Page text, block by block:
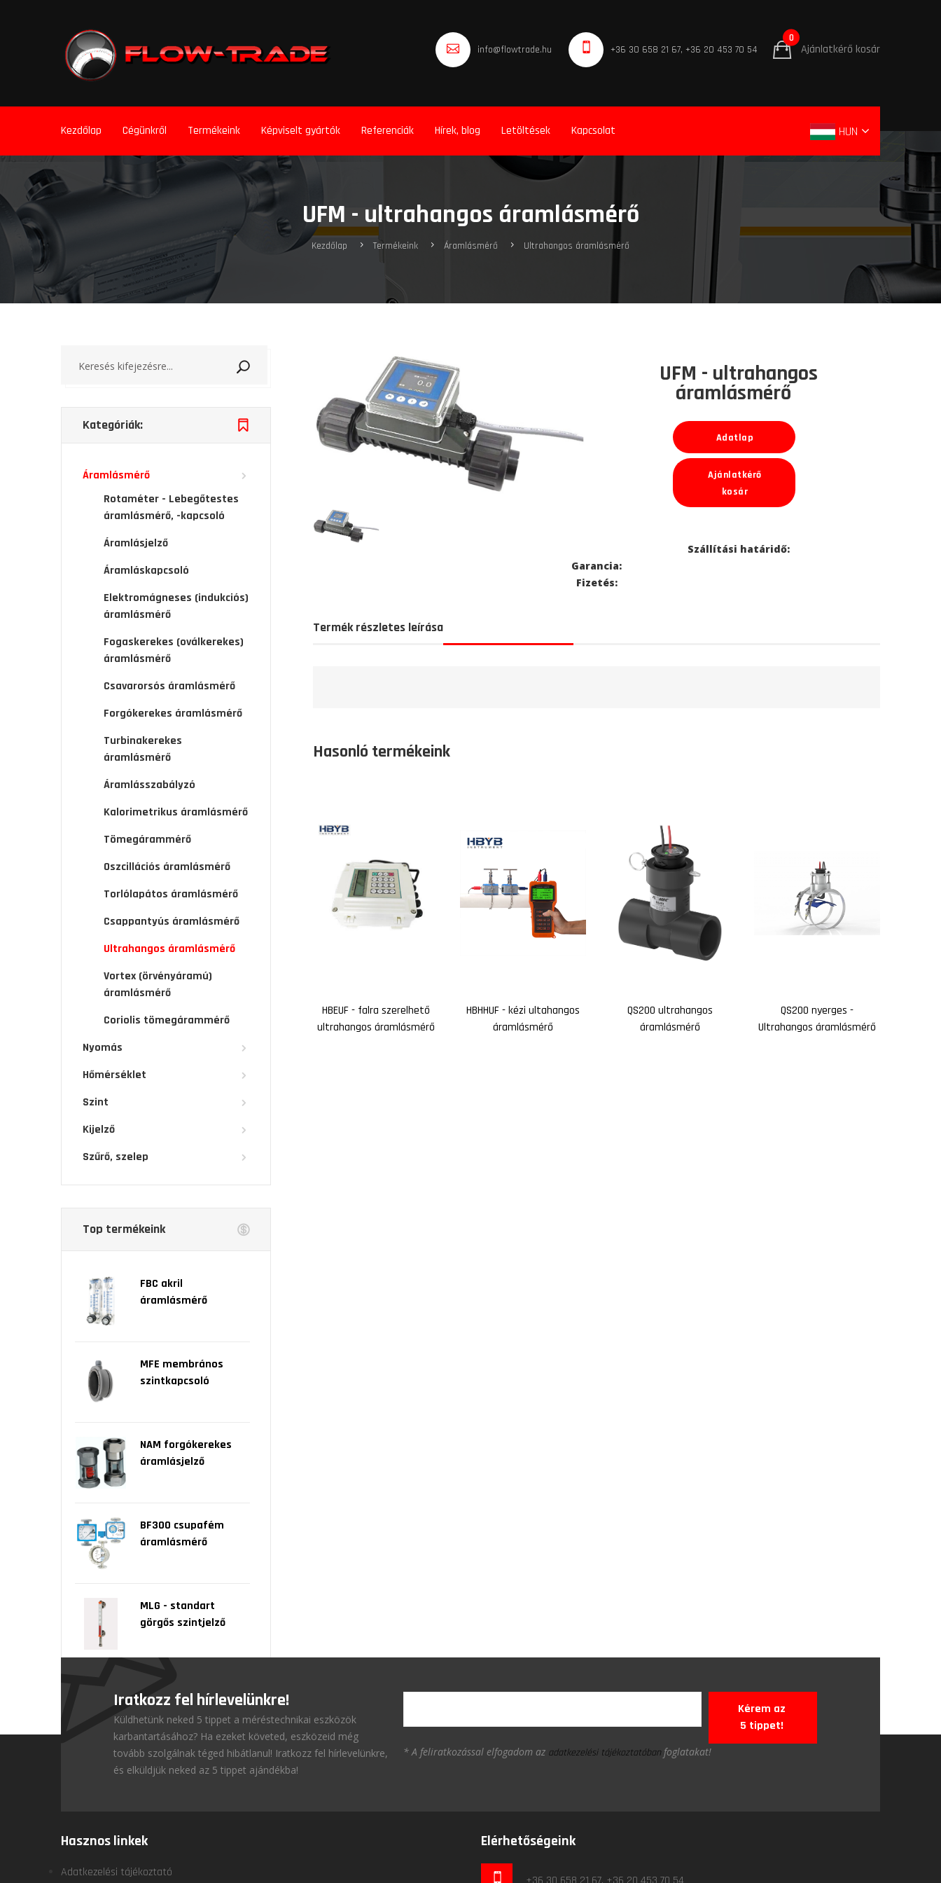
info@flowtrade.hu +36 30 658 21 67, +36 20 453 70 54 Ajánlatkérő kosár
0
Kezdőlap Cégünkről Termékeink Képviselt gyártók Referenciák Hírek, blog Letöltések Kapcsolat HUN
UFM - ultrahangos áramlásmérő
Kezdőlap Termékeink Áramlásmérő Ultrahangos áramlásmérő
UFM - ultrahangos
áramlásmérő
Adatlap
Ajánlatkérő
kosár
Szállítási határidő:
Garancia:
Fizetés:
Termék részletes leírása
Hasonló termékeink
HBEUF - falra szerelhető
ultrahangos áramlásmérő
HBHHUF - kézi ultahangos
áramlásmérő
QS200 ultrahangos
áramlásmérő
QS200 nyerges -
Ultrahangos áramlásmérő
Kategóriák:
Áramlásmérő
Rotaméter - Lebegőtestes
áramlásmérő, -kapcsoló
Áramlásjelző
Áramláskapcsoló
Elektromágneses (indukciós)
áramlásmérő
Fogaskerekes (oválkerekes)
áramlásmérő
Csavarorsós áramlásmérő
Forgókerekes áramlásmérő
Turbinakerekes
áramlásmérő
Áramlásszabályzó
Kalorimetrikus áramlásmérő
Tömegárammérő
Oszcillációs áramlásmérő
Torlólapátos áramlásmérő
Csappantyús áramlásmérő
Ultrahangos áramlásmérő
Vortex (örvényáramú)
áramlásmérő
Coriolis tömegárammérő
Nyomás
Hőmérséklet
Szint
Kijelző
Szűrő, szelep
Top termékeink
FBC akril
áramlásmérő
MFE membrános
szintkapcsoló
NAM forgókerekes
áramlásjelző
BF300 csupafém
áramlásmérő
MLG - standart
görgős szintjelző
Iratkozz fel hírlevelünkre!
Küldhetünk neked 5 tippet a méréstechnikai eszközök
karbantartásához? Ha ezeket követed, eszközeid még
tovább szolgálnak téged hibátlanul! Iratkozz fel hírlevelünkre,
és elküldjük neked az 5 tippet ajándékba!
Kérem az
5 tippet!
* A feliratkozással elfogadom az adatkezelési tájékoztatóbanfoglatakat!
Hasznos linkek
Adatkezelési tájékoztató
Elérhetőségeink